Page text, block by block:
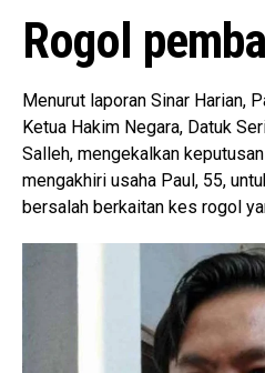
Rogol
Menurut laporan Sinar Harian,
Ketua Hakim Negara, Datuk
Salleh, mengekalkan
mengakhiri usaha Paul, 55,
bersalah berkaitan kes rogol